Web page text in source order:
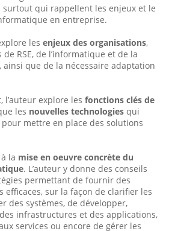
surtout qui rappellent les enjeux et le
en entreprise.
les enjeux des organisations,
RSE, de l’informatique et de la
que de la nécessaire adaptation
explore les fonctions clés de
les nouvelles technologies qui
mettre en place des solutions
la mise en oeuvre concrète du
. L’auteur y donne des conseils
permettant de fournir des
efficaces, sur la façon de clarifier les
des systèmes, de développer,
infrastruc­tures et des applications,
services ou encore de gérer les